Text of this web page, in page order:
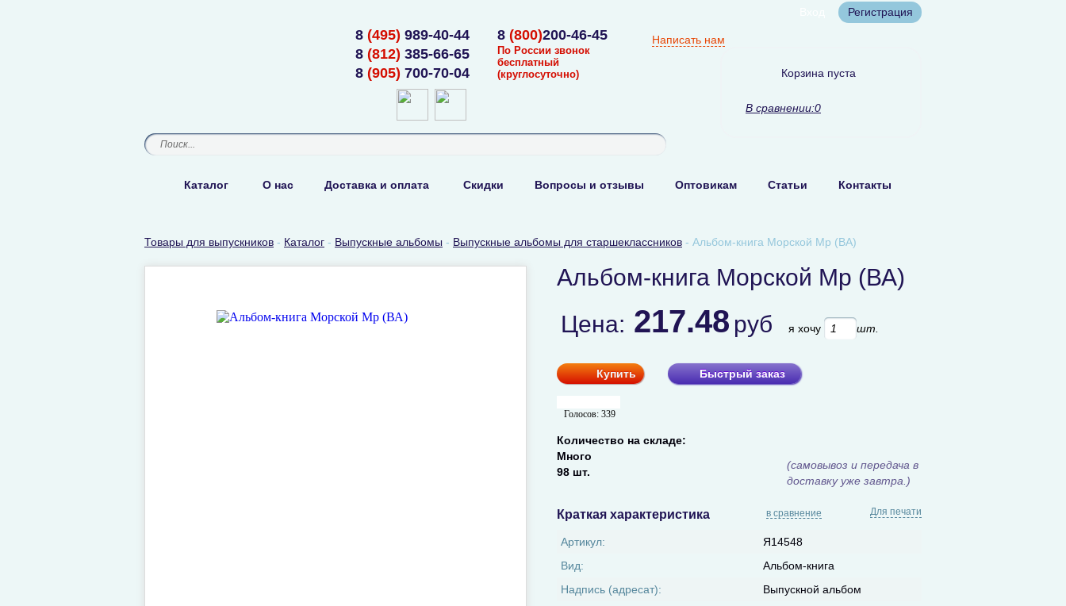
Регистрация
8 (495) 989-40-44
8 (812) 385-66-65
8 (905) 700-70-04
8 (800)200-46-45
По России звонок
бесплатный
(круглосуточно)
Написать нам
Корзина пуста
В сравнении:0
Каталог О нас Доставка и оплата Скидки Вопросы и отзывы Оптовикам Статьи Контакты
Товары для выпускников - Каталог - Выпускные альбомы - Выпускные альбомы для старшеклассников - Альбом-книга Морской Мр (ВА)
Альбом-книга Морской Мр (ВА)
Цена: 217.48 руб я хочу шт.
Купить Быстрый заказ
Голосов: 339
Количество на складе:
Много
98 шт.
(самовывоз и передача в
доставку уже завтра.)
Краткая характеристика Для печати
в сравнение
Артикул:
Я14548
Вид:
Альбом-книга
Надпись (адресат):
Выпускной альбом